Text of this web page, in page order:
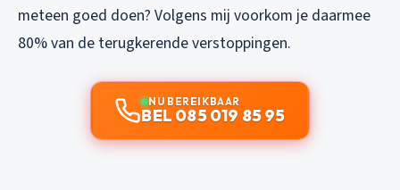
meteen goed doen? Volgens mij voorkom je daarmee
80% van de terugkerende verstoppingen.
NU BEREIKBAAR
BEL 085 019 85 95